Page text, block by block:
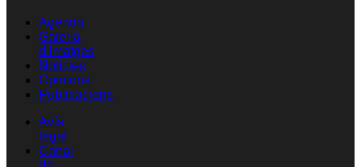
Agenda
Galeria
d’imatges
Notícies
Opinions
Publicacions
Avís
legal
Canal